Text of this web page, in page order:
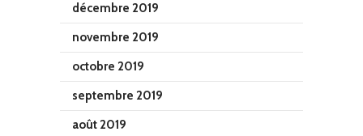
décembre 2019
novembre 2019
octobre 2019
septembre 2019
août 2019